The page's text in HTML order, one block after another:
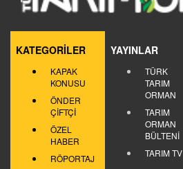
KATEGORİLER
KAPAK
KONUSU
ÖNDER
ÇİFTÇİ
ÖZEL
HABER
RÖPORTAJ
YAYINLAR
TÜRK
TARIM
ORMAN
TARIM
ORMAN
BÜLTENİ
TARIM TV